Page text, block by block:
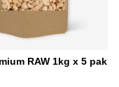
RAW 1kg x 5